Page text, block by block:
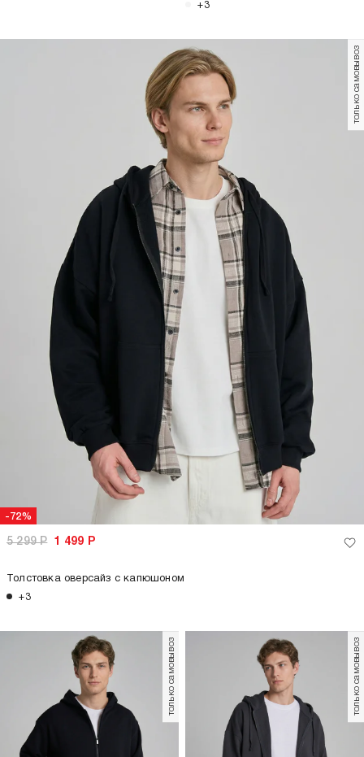
+3
-72%
только самовывоз
5 299Р 1 499 Р
Толстовка оверсайз с капюшоном
+3
только самовывоз только самовывоз